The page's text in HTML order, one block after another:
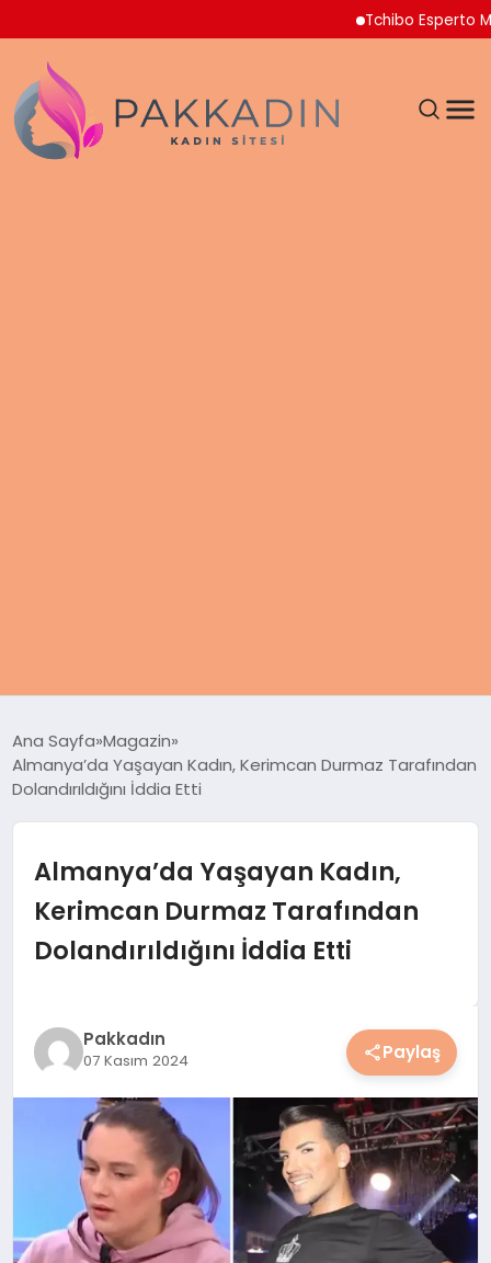
Tchibo Esperto Mini
KADIN
SPOR & FITNESS
YEMEK
KIMDIR?
HESAPLAMALAR
Ana Sayfa Magazin
Almanya’da Yaşayan Kadın, Kerimcan Durmaz Tarafından
Dolandırıldığını İddia Etti
Almanya’da Yaşayan Kadın,
Kerimcan Durmaz Tarafından
Dolandırıldığını İddia Etti
Pakkadın
07 Kasım 2024 Paylaş